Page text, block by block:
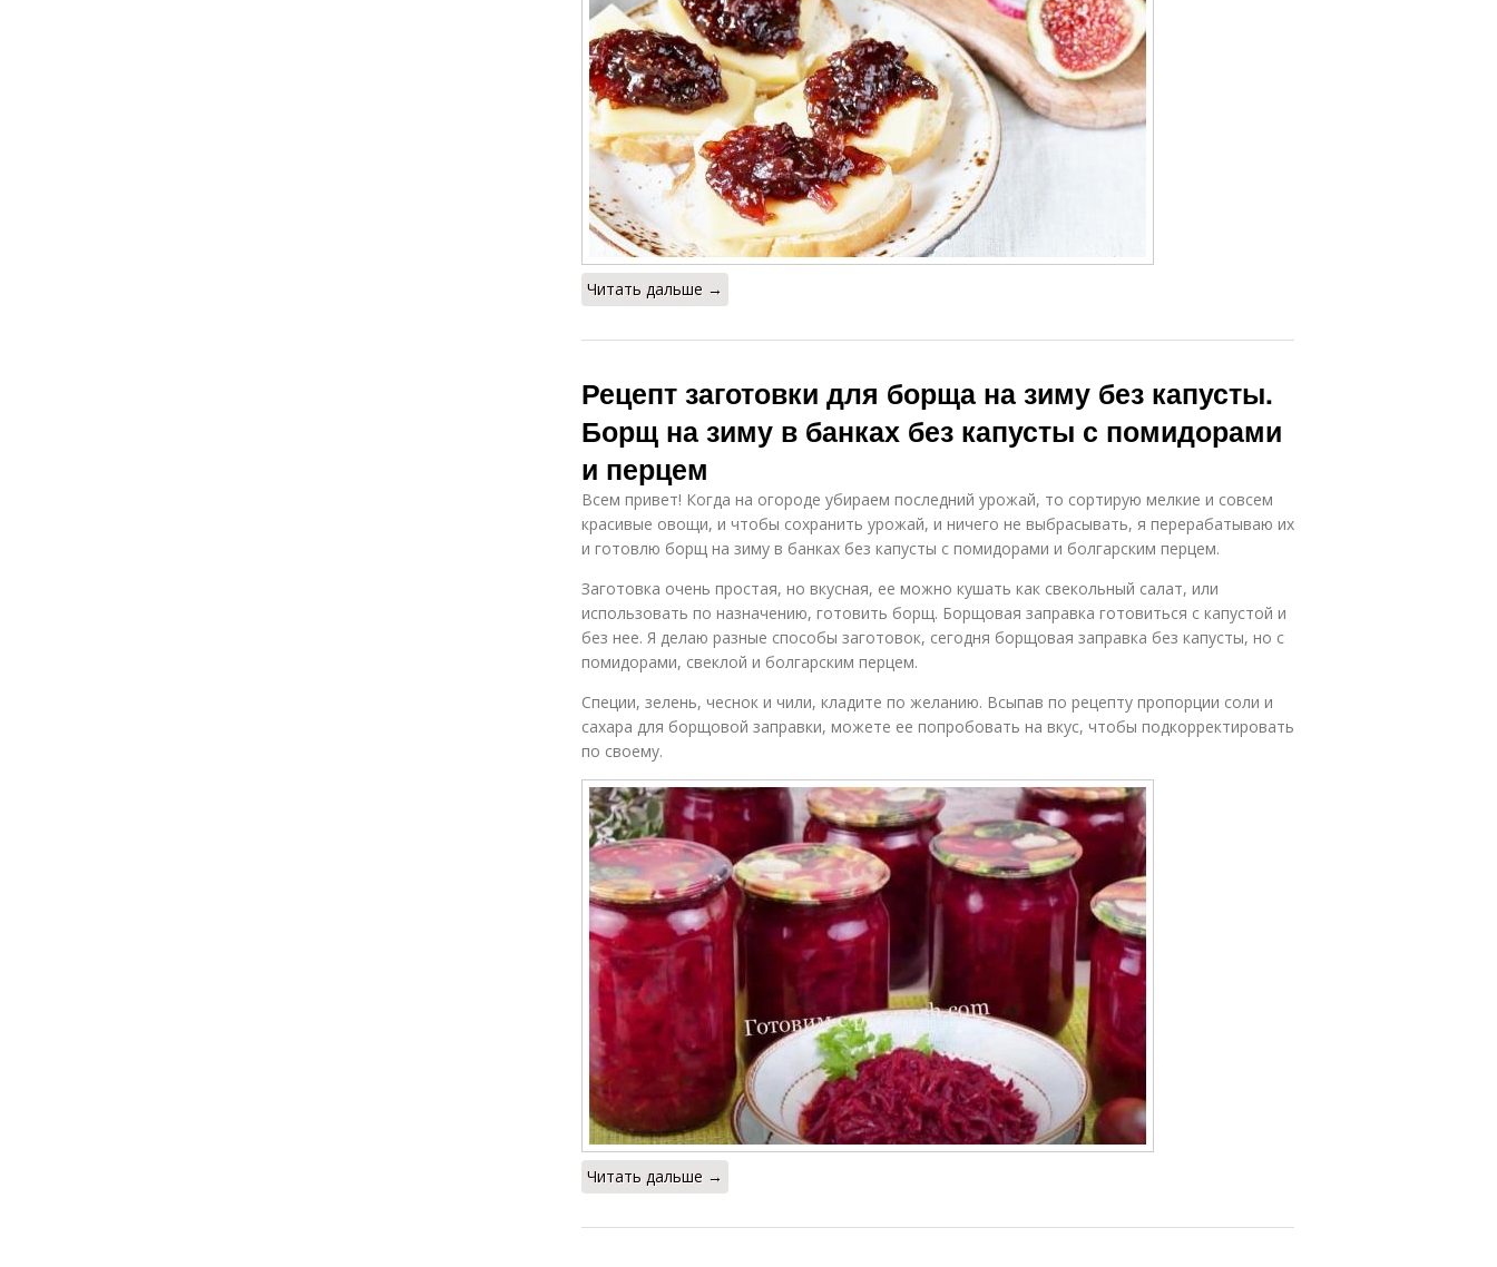
Читать дальше →
Рецепт заготовки для борща на зиму без капусты.
Борщ на зиму в банках без капусты с помидорами
и перцем
Всем привет! Когда на огороде убираем последний урожай, то сортирую мелкие и совсем
красивые овощи, и чтобы сохранить урожай, и ничего не выбрасывать, я перерабатываю их
и готовлю борщ на зиму в банках без капусты с помидорами и болгарским перцем.
Заготовка очень простая, но вкусная, ее можно кушать как свекольный салат, или
использовать по назначению, готовить борщ. Борщовая заправка готовиться с капустой и
без нее. Я делаю разные способы заготовок, сегодня борщовая заправка без капусты, но с
помидорами, свеклой и болгарским перцем.
Специи, зелень, чеснок и чили, кладите по желанию. Всыпав по рецепту пропорции соли и
сахара для борщовой заправки, можете ее попробовать на вкус, чтобы подкорректировать
по своему.
Читать дальше →